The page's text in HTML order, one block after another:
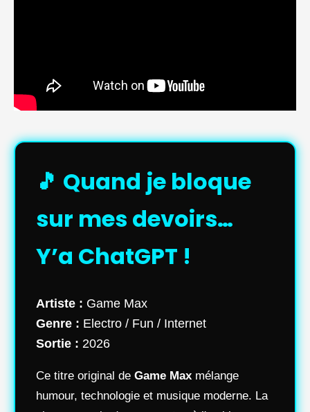
🎵 Quand je bloque
sur mes devoirs…
Y’a ChatGPT !
Artiste : Game Max
Genre : Electro / Fun / Internet
Sortie : 2026
Ce titre original de Game Max mélange
humour, technologie et musique moderne. La